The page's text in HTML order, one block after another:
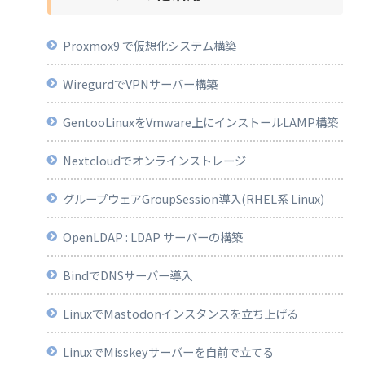
Proxmox9 で仮想化システム構築
WiregurdでVPNサーバー構築
GentooLinuxをVmware上にインストールLAMP構築
Nextcloudでオンラインストレージ
グループウェアGroupSession導入(RHEL系 Linux)
OpenLDAP : LDAP サーバーの構築
BindでDNSサーバー導入
LinuxでMastodonインスタンスを立ち上げる
LinuxでMisskeyサーバーを自前で立てる